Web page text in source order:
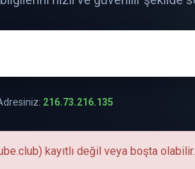
216.73.216.135
kayıtlı değil veya boşta olabilir.